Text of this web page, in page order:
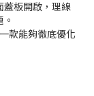
蓋板開啟，理線
款能夠徹底優化